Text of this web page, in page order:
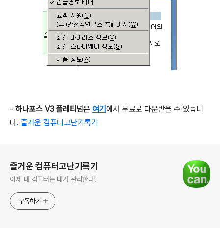
- 하나포스 V3 플레티넘은 여기 에서 무료로 다운받을 수 있습니
다. 즐거운 컴퓨터고난기록기
즐거운 컴퓨터고난기록기
이제 내 컴퓨터는 내가 관리한다!
구독하기